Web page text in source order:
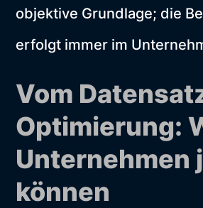
objektive Grundlage; die
erfolgt immer im
Vom
Optimierung:
Unternehmen
können